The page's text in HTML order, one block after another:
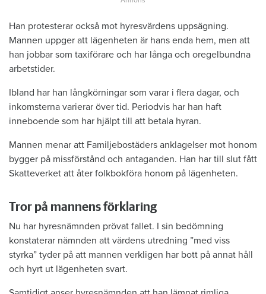
Han protesterar också mot hyresvärdens uppsägning.
Mannen uppger att lägenheten är hans enda hem, men att
han jobbar som taxiförare och har långa och oregelbundna
arbetstider.
Ibland har han långkörningar som varar i flera dagar, och
inkomsterna varierar över tid. Periodvis har han haft
inneboende som har hjälpt till att betala hyran.
Mannen menar att Familjebostäders anklagelser mot honom
bygger på missförstånd och antaganden. Han har till slut fått
Skatteverket att åter folkbokföra honom på lägenheten.
Tror på mannens förklaring
Nu har hyresnämnden prövat fallet. I sin bedömning
konstaterar nämnden att värdens utredning ”med viss
styrka” tyder på att mannen verkligen har bott på annat håll
och hyrt ut lägenheten svart.